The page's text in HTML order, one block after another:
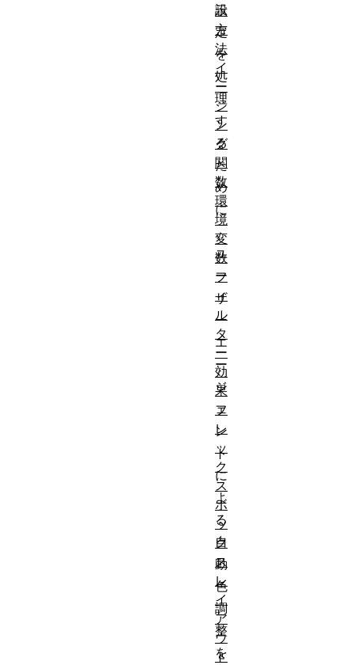
設
定
を
処
理
す
る
た
め
に
、
ユ
ー
ザ
ー
エ
ー
ジ
ェ
ン
ト
に
よ
る
自
動
色
調
整
を
示
方
法
イ
ー
ジ
ン
グ
関
数
環
境
変
数
フ
ィ
ル
タ
ー
効
果
フ
レ
ッ
ク
ス
ボ
ッ
ク
ス
レ
イ
ア
ウ
ト